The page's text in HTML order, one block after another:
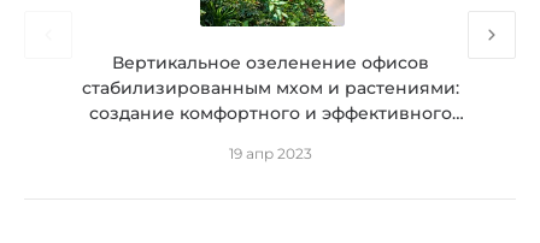
Вертикальное озеленение офисов
стабилизированным мхом и растениями:
создание комфортного и эффективного
19 апр 2023